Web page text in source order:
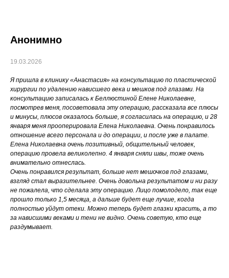
Анонимно
19.03.2026
Я пришла в клинику «Анастасия» на консультацию по пластической
хирургии по удалению нависшего века и мешков под глазами. На
консультацию записалась к Беллюстиной Елене Николаевне,
посмотрев меня, посоветовала эту операцию, рассказала все плюсы
и минусы, плюсов оказалось больше, я согласилась на операцию, и 28
января меня прооперировала Елена Николаевна. Очень понравилось
отношение всего персонала и до операции, и после уже в палате.
Елена Николаевна очень позитивный, общительный человек,
операцию провела великолепно. 4 января сняли швы, тоже очень
внимательно отнеслась.
Очень понравился результат, больше нет мешочков под глазами,
взгляд стал выразительнее. Очень довольна результатом и ни разу
не пожалела, что сделала эту операцию. Лицо помолодело, так еще
прошло только 1,5 месяца, а дальше будет еще лучше, когда
полностью уйдут отеки. Можно теперь будет глазки красить, а то
за нависшими веками и тени не видно. Очень советую, кто еще
раздумывает.